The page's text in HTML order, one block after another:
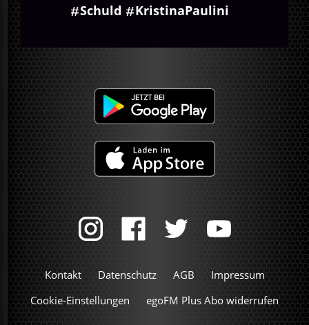
Schuld
KristinaPaulini
Kontakt Datenschutz AGB
Impressum
Cookie-Einstellungen
egoFM Plus Abo widerrufen